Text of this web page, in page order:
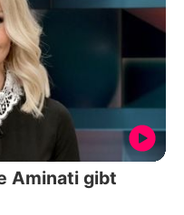
Aminati gibt